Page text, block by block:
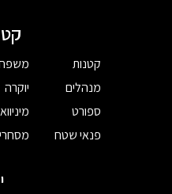
קטנות
מנהלים
ספורט
פנאי שטח
יוקרה
מסחרי